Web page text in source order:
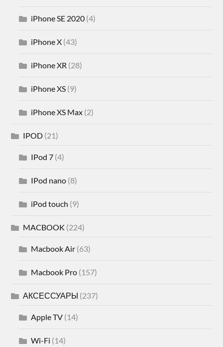
iPhone SE 2020 (4)
iPhone X (43)
iPhone XR (28)
iPhone XS (9)
iPhone XS Max (2)
IPOD (21)
IPod 7 (4)
IPod nano (8)
iPod touch (9)
MACBOOK (224)
Macbook Air (63)
Macbook Pro (157)
АКСЕССУАРЫ (237)
Apple TV (14)
Wi-Fi (14)